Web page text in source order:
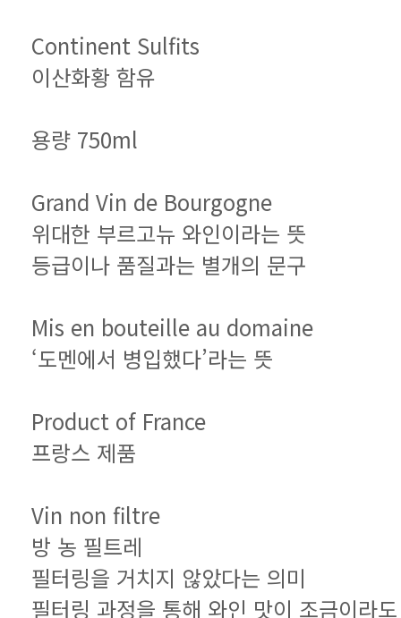
Continent Sulfits
이산화황 함유
용량 750ml
Grand Vin de Bourgogne
위대한 부르고뉴 와인이라는 뜻
등급이나 품질과는 별개의 문구
Mis en bouteille au domaine
‘도멘에서 병입했다’라는 뜻
Product of France
프랑스 제품
Vin non filtre
방 농 필트레
필터링을 거치지 않았다는 의미
필터링 과정을 통해 와인 맛이 조금이라